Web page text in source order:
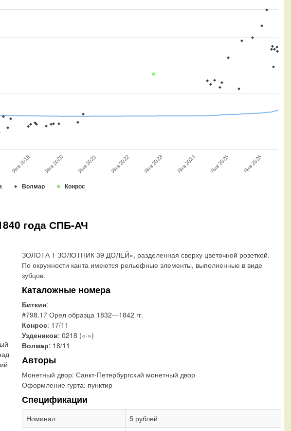
Волмар Конрос
Янв 2019 Янв 2020 Янв 2021 Янв 2022 Янв 2023 Янв 2024 Янв 2025 Янв 2026
года СПБ-АЧ
ЗОЛОТА 1 ЗОЛОТНИК 39 ДОЛЕЙ», разделенная сверху цветочной розеткой.
По окружности канта имеются рельефные элементы, выполненные в виде
зубцов.
Каталожные номера
Биткин:
#798.17 Орел образца 1832—1842 гг.
Конрос: 17/11
Уздеников: 0218 («·»)
Волмар: 18/11
Авторы
Монетный двор: Санкт-Петербургский монетный двор
Оформление гурта: пунктир
Спецификации
Номинал
5 рублей